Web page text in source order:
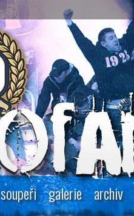
soupeři galerie archiv